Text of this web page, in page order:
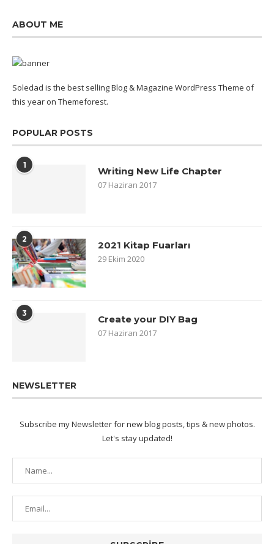
ABOUT ME
Soledad is the best selling Blog & Magazine WordPress Theme of
this year on Themeforest.
POPULAR POSTS
1 Writing New Life Chapter
07 Haziran 2017
2 2021 Kitap Fuarları
29 Ekim 2020
3 Create your DIY Bag
07 Haziran 2017
NEWSLETTER
Subscribe my Newsletter for new blog posts, tips & new photos.
Let's stay updated!